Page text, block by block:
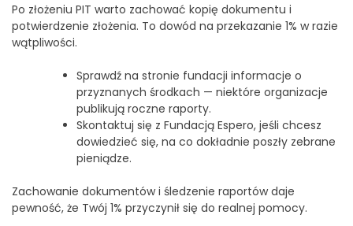
Po złożeniu PIT warto zachować kopię dokumentu i
potwierdzenie złożenia. To dowód na przekazanie 1% w razie
wątpliwości.
Sprawdź na stronie fundacji informacje o
przyznanych środkach — niektóre organizacje
publikują roczne raporty.
Skontaktuj się z Fundacją Espero, jeśli chcesz
dowiedzieć się, na co dokładnie poszły zebrane
pieniądze.
Zachowanie dokumentów i śledzenie raportów daje
pewność, że Twój 1% przyczynił się do realnej pomocy.